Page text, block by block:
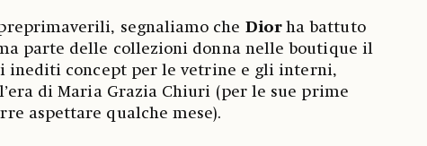
segnaliamo che Diorha battuto
parte delle collezioni donna nelle boutique il
inediti concept per le vetrine e gli interni,
di Maria Grazia Chiuri (per le sue prime
aspettare qualche mese).